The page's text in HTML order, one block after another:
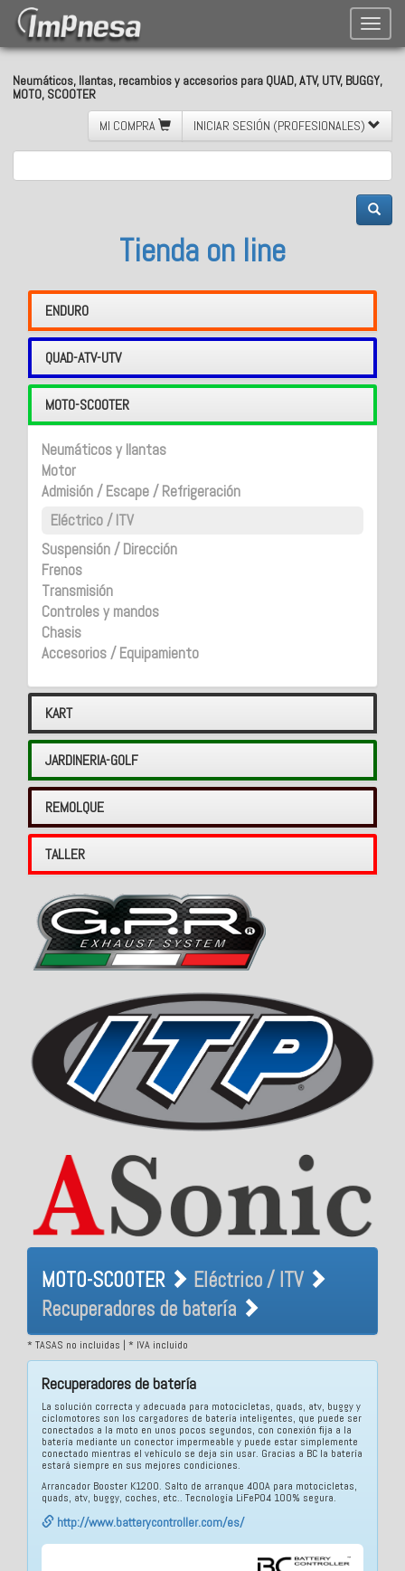
Toggle
Neumáticos, llantas, recambios y accesorios para QUAD, ATV, UTV, BUGGY,
MOTO, SCOOTER
MI COMPRA
INICIAR SESIÓN (PROFESIONALES)
Tienda on line
ENDURO
QUAD-ATV-UTV
MOTO-SCOOTER
Neumáticos y llantas
Motor
Admisión / Escape / Refrigeración
Eléctrico / ITV
Suspensión / Dirección
Frenos
Transmisión
Controles y mandos
Chasis
Accesorios / Equipamiento
KART
JARDINERIA-GOLF
REMOLQUE
TALLER
MOTO-SCOOTER Eléctrico /
ITV Recuperadores de
batería
MOTO-SCOOTER
Eléctrico / ITV
Recuperadores de batería
* TASAS no incluidas | * IVA incluido
Recuperadores de batería
La solución correcta y adecuada para motocicletas, quads, atv, buggy y
ciclomotores son los cargadores de batería inteligentes, que puede ser
conectados a la moto en unos pocos segundos, con conexión fija a la
batería mediante un conector impermeable y puede estar simplemente
conectado mientras el vehículo se deja sin usar. Gracias a BC la batería
estará siempre en sus mejores condiciones.
Arrancador Booster K1200. Salto de arranque 400A para motocicletas,
quads, atv, buggy, coches, etc.. Tecnología LiFePO4 100% segura.
http://www.batterycontroller.com/es/